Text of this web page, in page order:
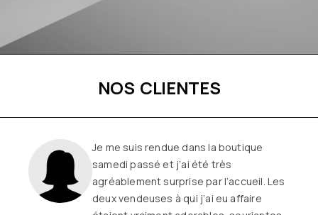
NOS CLIENTES
Une boutique familiale, à l’écoute et
remplie de joie de vivre
Les
vêtements sont de qualité, tendances
et originaux pour différentes